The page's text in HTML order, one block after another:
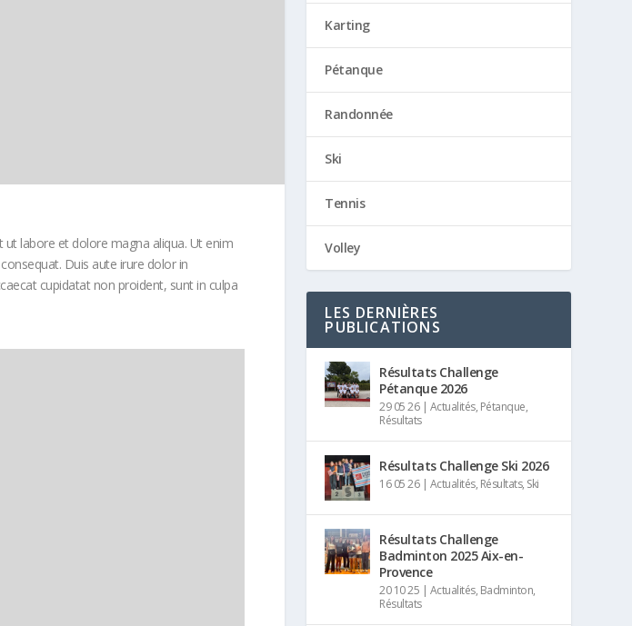
labore et dolore magna aliqua. Ut enim
Duis aute irure dolor in
cupidatat non proident, sunt in culpa
Karting
Pétanque
Randonnée
Ski
Tennis
Volley
LES DERNIÈRES
PUBLICATIONS
Résultats Challenge
Pétanque 2026
29 05 26| Actualités, Pétanque,
Résultats
Résultats Challenge Ski 2026
16 05 26| Actualités, Résultats, Ski
Résultats Challenge
Badminton 2025 Aix-en-
Provence
20 10 25 | Actualités, Badminton,
Résultats